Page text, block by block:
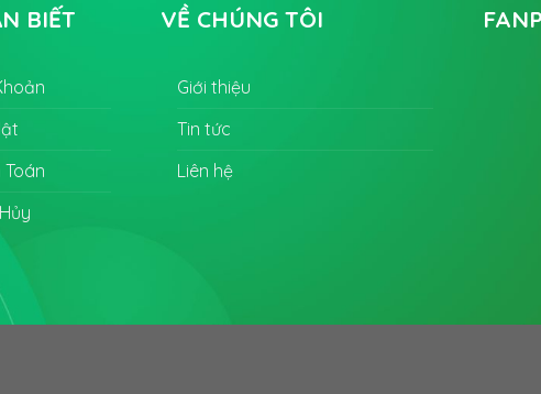
BIẾT
Toán
VỀ CHÚNG TÔI
Giới thiệu
Tin tức
Liên hệ